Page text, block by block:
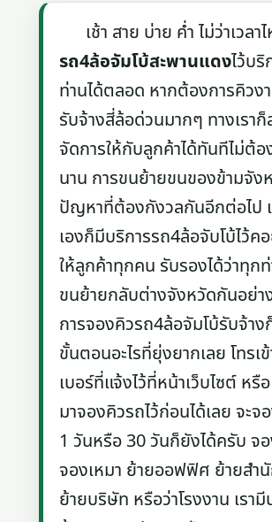
เช้า สาย บ่าย ค่ำ ไม่ว่าเวลา
รถ4ล้อจัมโบ้สะพานแดงไว้บ
ท่านได้ตลอด หากต้องการคิวง
รับจ้างสี่ล้อด่วนมากๆ ทางเราก็
จัดการให้กับลูกค้าได้ทันทีไม่ต้
นาน การขนย้ายขนของข้ามจัง
ปัญหาที่ต้องกังวลกันอีกต่อไป เ
เองก็มีบริการรถ4ล้อจับโบ้ไว้ค
ให้ลูกค้าทุกคน รับรองได้ว่าทุกท่
ขนย้ายกลับต่างจังหวัดกันอย่า
การจองคิวรถ4ล้อจัมโบ้รับจ้าง
ขั้นตอนอะไรที่ยุ่งยากเลย โทรเ
เบอร์ที่แจ้งไว้ที่หน้าเว็บไซต์ หรื
มาจองคิวรถไว้ก่อนได้เลย จะจ
1 วันหรือ 30 วันก็ยังได้ครับ จ
จองเหมา ย้ายออฟฟิศ ย้ายสำ
ย้ายบริษัท หรือว่าโรงงาน เรา